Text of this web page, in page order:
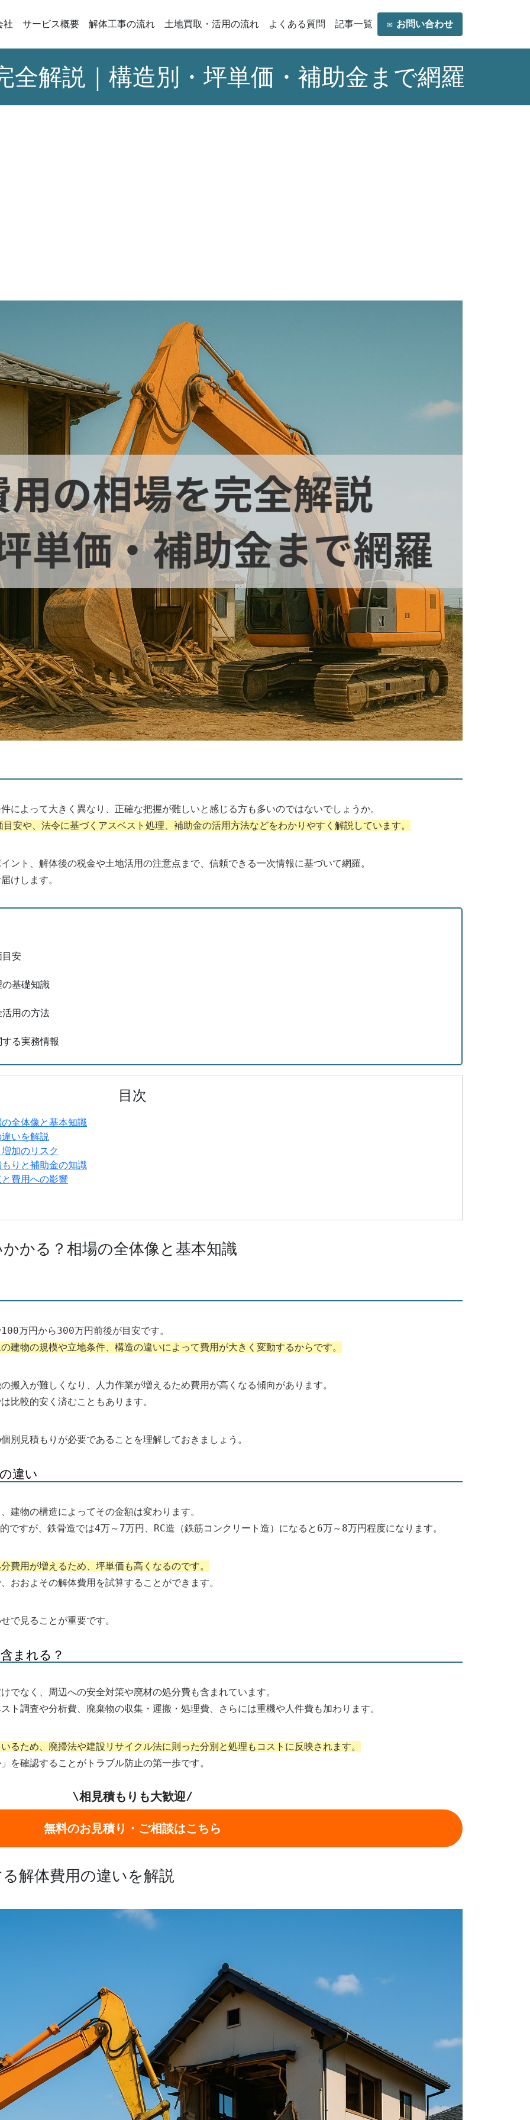
社 サービス概要 解体工事の流れ 土地買取・活用の流れ よくある質問 記事一覧 ✉ お問い合わせ
全解説｜構造別・坪単価・補助金まで網羅
によって大きく異なり、正確な把握が難しいと感じる方も多いのではないでしょうか。
安や、法令に基づくアスベスト処理、補助金の活用方法などをわかりやすく解説しています。
ント、解体後の税金や土地活用の注意点まで、信頼できる一次情報に基づいて網羅。
けします。
安
基礎知識
用の方法
る実務情報
目次
全体像と基本知識
いを解説
加のリスク
りと補助金の知識
費用への影響
かる？相場の全体像と基本知識
万円から300万円前後が目安です。
建物の規模や立地条件、構造の違いによって費用が大きく変動するからです。
搬入が難しくなり、人力作業が増えるため費用が高くなる傾向があります。
比較的安く済むこともあります。
別見積もりが必要であることを理解しておきましょう。
違い
建物の構造によってその金額は変わります。
ですが、鉄骨造では4万～7万円、RC造（鉄筋コンクリート造）になると6万～8万円程度になります。
費用が増えるため、坪単価も高くなるのです。
おおよその解体費用を試算することができます。
で見ることが重要です。
まれる？
でなく、周辺への安全対策や廃材の処分費も含まれています。
ト調査や分析費、廃棄物の収集・運搬・処理費、さらには重機や人件費も加わります。
るため、廃掃法や建設リサイクル法に則った分別と処理もコストに反映されます。
を確認することがトラブル防止の第一歩です。
\相見積もりも大歓迎/
無料のお見積り・ご相談はこちら
解体費用の違いを解説